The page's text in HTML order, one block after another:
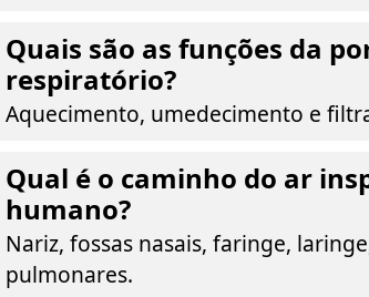
Quais são as funções da
respiratório?
Aquecimento, umedecimento e
Qual é o caminho do ar
humano?
Nariz, fossas nasais, faringe,
pulmonares.